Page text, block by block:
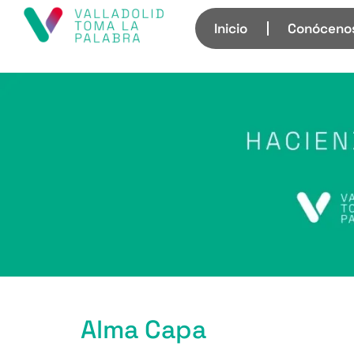
Inicio
Alma Capa